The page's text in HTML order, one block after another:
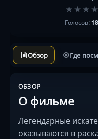
★ ★ ★ ★
Голосов:18
Обзор Где
ОБЗОР
О фильме
Легендарные
оказываются в